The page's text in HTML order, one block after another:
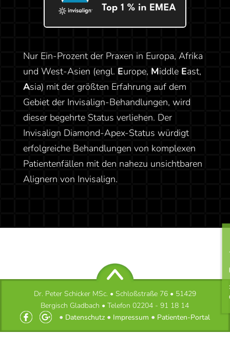
UNSICHTBARE ZAHNSPANGE
UND LINGUALTECHNIK
Nur Ein-Prozent der Praxen in Europa, Afrika
und West-Asien (engl. Europe, Middle East,
Asia) mit der größten Erfahrung auf dem
Gebiet der Invisalign-Behandlungen, wird
dieser begehrte Status verliehen. Der
Invisalign Diamond-Apex-Status würdigt
erfolgreiche Behandlungen von komplexen
Patientenfällen mit den nahezu unsichtbaren
Alignern von Invisalign.
Dr. Peter Schicker MSc. • Schloßstraße 76 • 51429
Bergisch Gladbach • Telefon02204 - 91 18 14
• Datenschutz • Impressum • Patienten-Portal